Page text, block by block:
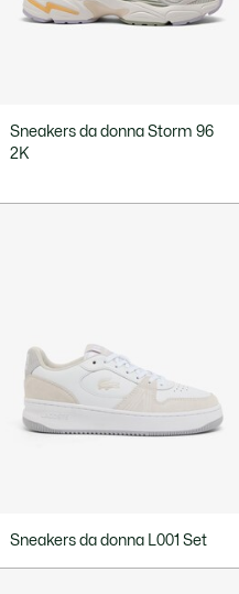
Sneakers da donna Storm 96
2K
Sneakers da donna L001 Set